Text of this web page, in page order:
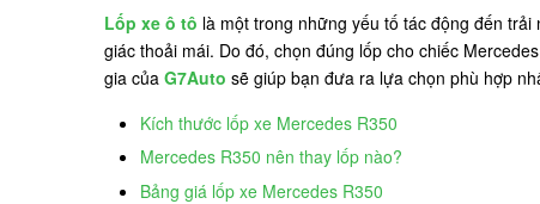
Lốp xe ô tô là một trong những yếu tố tác động đến
giác thoải mái. Do đó, chọn đúng lốp cho chiếc
gia của G7Auto sẽ giúp bạn đưa ra lựa chọn phù hợp
Kích thước lốp xe Mercedes R350
Mercedes R350 nên thay lốp nào?
Bảng giá lốp xe Mercedes R350